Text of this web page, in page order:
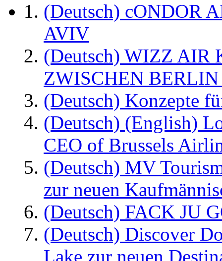
(Deutsch) cONDOR
AVIV
(Deutsch) WIZZ AIR
ZWISCHEN
(Deutsch) Konzepte
(Deutsch) (English)
CEO of Brussels
(Deutsch) MV
zur neuen
(Deutsch) FACK JU
(Deutsch) Discover
Lake zur neuen